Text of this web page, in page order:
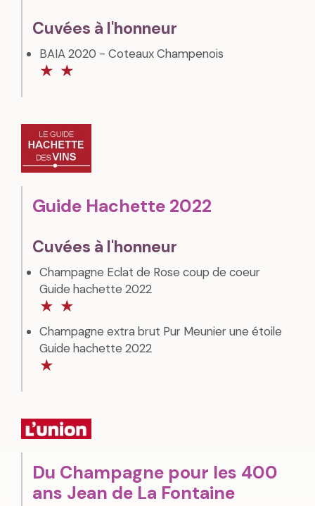
Cuvées à l'honneur
BAIA 2020 - Coteaux Champenois
★ ★
Guide Hachette 2022
Cuvées à l'honneur
Champagne Eclat de Rose coup de coeur
Guide hachette 2022
★ ★
Champagne extra brut Pur Meunier une étoile
Guide hachette 2022
★
Du Champagne pour les 400
ans Jean de La Fontaine